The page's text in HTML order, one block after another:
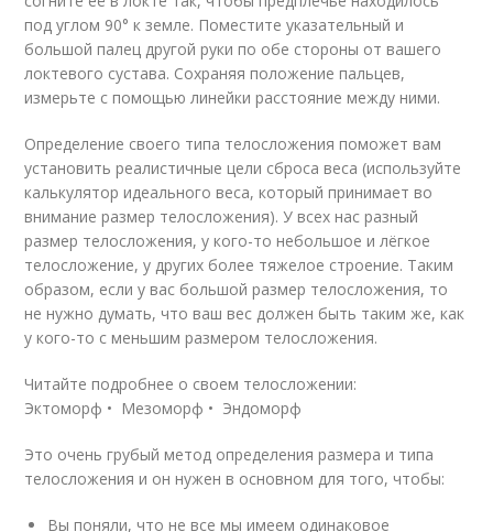
под углом 90° к ​​земле. Поместите указательный и
большой палец другой руки по обе стороны от вашего
локтевого сустава. Сохраняя положение пальцев,
измерьте с помощью линейки расстояние между ними.
Определение своего типа телосложения поможет вам
установить реалистичные цели сброса веса (используйте
калькулятор идеального веса, который принимает во
внимание размер телосложения). У всех нас разный
размер телосложения, у кого-то небольшое и лёгкое
телосложение, у других более тяжелое строение. Таким
образом, если у вас большой размер телосложения, то
не нужно думать, что ваш вес должен быть таким же, как
у кого-то с меньшим размером телосложения.
Читайте подробнее о своем телосложении:
Эктоморф • Мезоморф • Эндоморф
Это очень грубый метод определения размера и типа
телосложения и он нужен в основном для того, чтобы:
Вы поняли, что не все мы имеем одинаковое